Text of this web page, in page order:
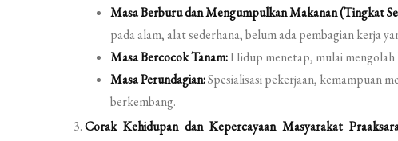
Masa Berburu dan Mengumpulkan Makanan (Tingkat
pada alam, alat sederhana, belum ada pembagian kerja
Masa Bercocok Tanam:Hidup menetap, mulai
Masa Perundagian:Spesialisasi pekerjaan, kemampuan
berkembang.
Corak Kehidupan dan Kepercayaan Masyarakat